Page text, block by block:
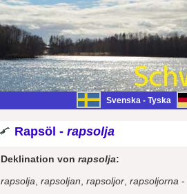
Svenska - Tyska
Rapsöl - rapsolja
Deklination von rapsolja:
rapsolja rapsoljan rapsoljor rapsoljorna -